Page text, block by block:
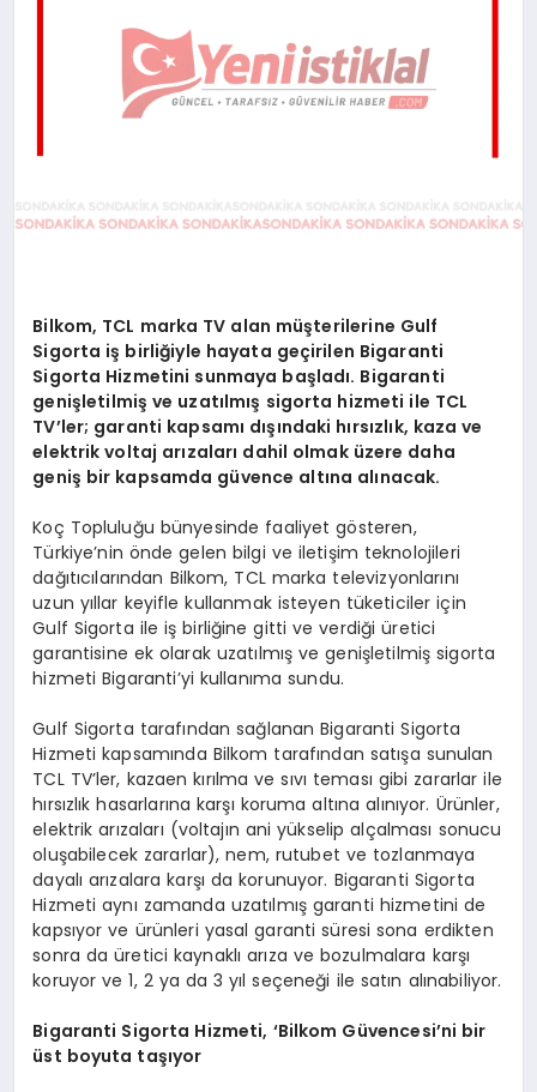
Bilkom, TCL marka TV alan müşterilerine Gulf
Sigorta iş birliğiyle hayata geçirilen Bigaranti
Sigorta Hizmetini sunmaya başladı. Bigaranti
genişletilmiş ve uzatılmış sigorta hizmeti ile TCL
TV’ler; garanti kapsamı dışındaki hırsızlık, kaza ve
elektrik voltaj arızaları dahil olmak üzere daha
geniş bir kapsamda güvence altına alınacak.
Koç Topluluğu bünyesinde faaliyet gösteren,
Türkiye’nin önde gelen bilgi ve iletişim teknolojileri
dağıtıcılarından Bilkom, TCL marka televizyonlarını
uzun yıllar keyifle kullanmak isteyen tüketiciler için
Gulf Sigorta ile iş birliğine gitti ve verdiği üretici
garantisine ek olarak uzatılmış ve genişletilmiş sigorta
hizmeti Bigaranti’yi kullanıma sundu.
Gulf Sigorta tarafından sağlanan Bigaranti Sigorta
Hizmeti kapsamında Bilkom tarafından satışa sunulan
TCL TV’ler, kazaen kırılma ve sıvı teması gibi zararlar ile
hırsızlık hasarlarına karşı koruma altına alınıyor. Ürünler,
elektrik arızaları (voltajın ani yükselip alçalması sonucu
oluşabilecek zararlar), nem, rutubet ve tozlanmaya
dayalı arızalara karşı da korunuyor. Bigaranti Sigorta
Hizmeti aynı zamanda uzatılmış garanti hizmetini de
kapsıyor ve ürünleri yasal garanti süresi sona erdikten
sonra da üretici kaynaklı arıza ve bozulmalara karşı
koruyor ve 1, 2 ya da 3 yıl seçeneği ile satın alınabiliyor.
Bigaranti Sigorta Hizmeti, ‘Bilkom Güvencesi’ni bir
üst boyuta taşıyor